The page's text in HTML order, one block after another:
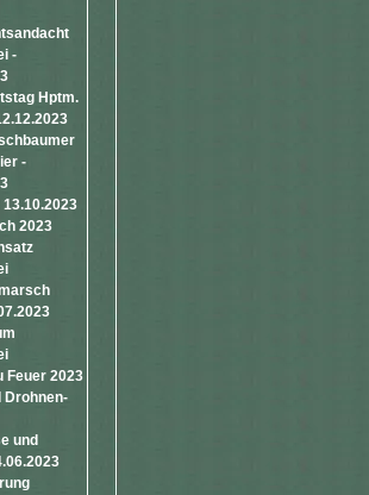
-
Hptm.
-
2023
Feuer 2023
Drohnen-
und